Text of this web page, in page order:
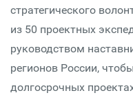
стратегического
из 50 проектных
руководством
регионов России,
долгосрочных